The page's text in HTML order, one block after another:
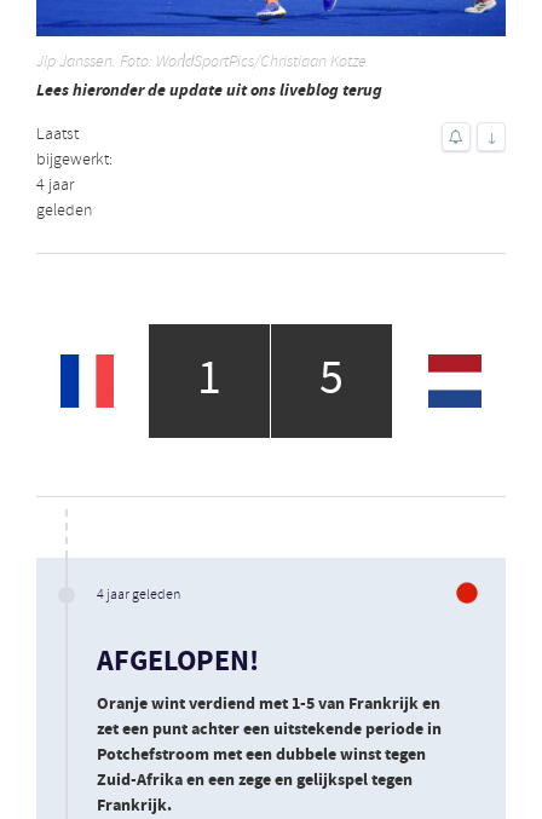
Jip Janssen. Foto: WorldSportPics/Christiaan Kotze
Lees hieronder de update uit ons liveblog terug
Laatst
bijgewerkt:
4 jaar
geleden
↓
1 5
4 jaar geleden
AFGELOPEN!
Oranje wint verdiend met 1-5 van Frankrijk en
zet een punt achter een uitstekende periode in
Potchefstroom met een dubbele winst tegen
Zuid-Afrika en een zege en gelijkspel tegen
Frankrijk.